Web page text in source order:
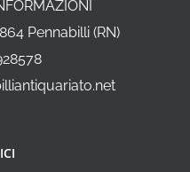
Pennabilli (RN)